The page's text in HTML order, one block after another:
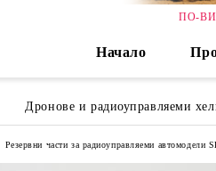
ПО-
Начало
Дронове и радиоуправляеми
Резервни части за радиоуправляеми автомодели